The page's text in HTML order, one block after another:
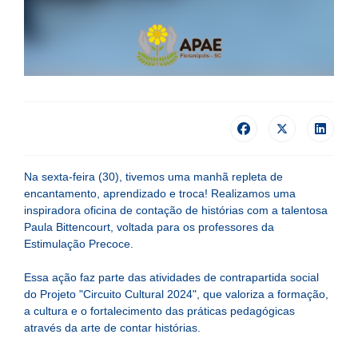
Na sexta-feira (30), tivemos uma manhã repleta de
encantamento, aprendizado e troca! Realizamos uma
inspiradora oficina de contação de histórias com a talentosa
Paula Bittencourt, voltada para os professores da
Estimulação Precoce.
Essa ação faz parte das atividades de contrapartida social
do Projeto "Circuito Cultural 2024", que valoriza a formação,
a cultura e o fortalecimento das práticas pedagógicas
através da arte de contar histórias.